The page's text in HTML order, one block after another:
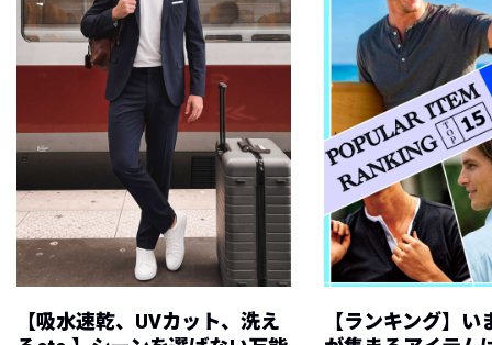
【吸水速乾、UVカット、洗え
【ランキング】